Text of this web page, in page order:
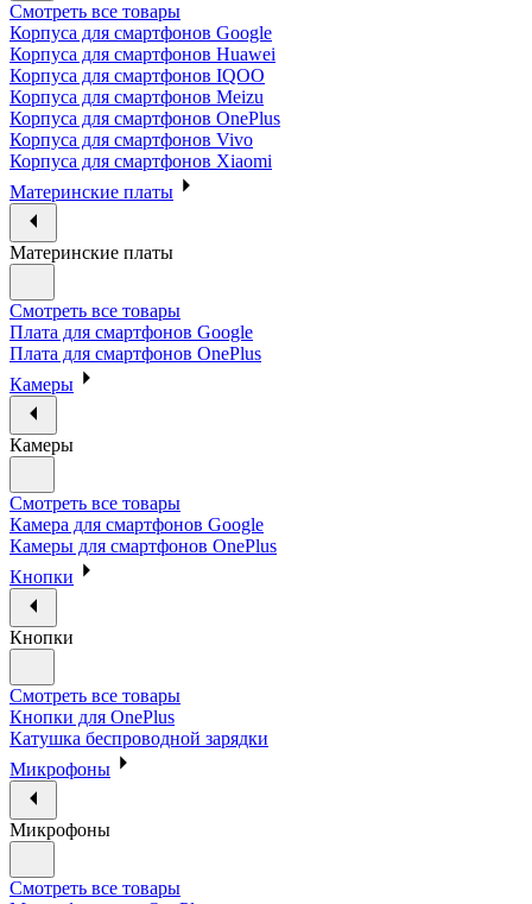
Смотреть все товары
Корпуса для смартфонов Google
Корпуса для смартфонов Huawei
Корпуса для смартфонов IQOO
Корпуса для смартфонов Meizu
Корпуса для смартфонов OnePlus
Корпуса для смартфонов Vivo
Корпуса для смартфонов Xiaomi
Материнские платы
Материнские платы
Смотреть все товары
Плата для смартфонов Google
Плата для смартфонов OnePlus
Камеры
Камеры
Смотреть все товары
Камера для смартфонов Google
Камеры для смартфонов OnePlus
Кнопки
Кнопки
Смотреть все товары
Кнопки для OnePlus
Катушка беспроводной зарядки
Микрофоны
Микрофоны
Смотреть все товары